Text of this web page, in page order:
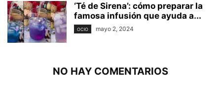
‘Té de Sirena’: cómo preparar la
famosa infusión que ayuda a...
OCIO mayo 2, 2024
NO HAY COMENTARIOS